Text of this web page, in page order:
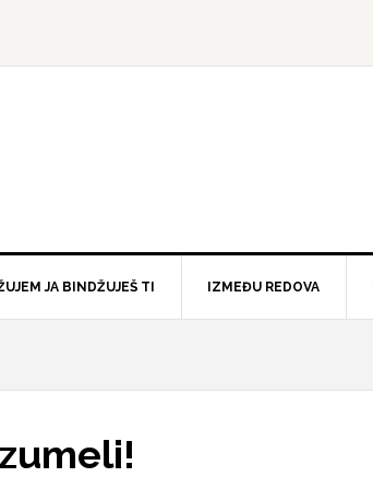
JA BINDŽUJEŠ TI IZMEĐU REDOVA